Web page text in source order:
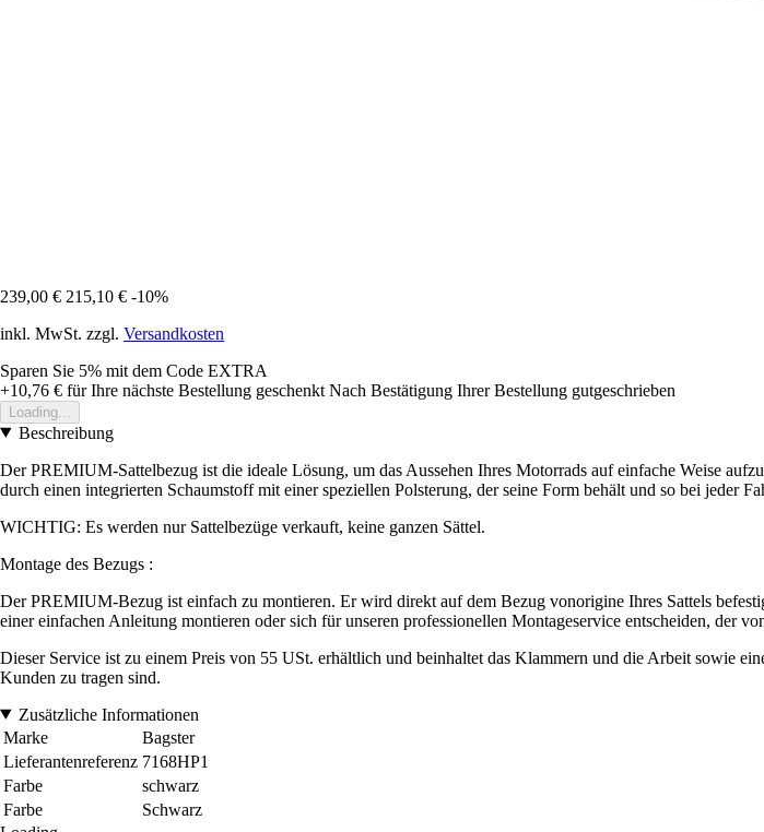
239,00 € 215,10 € -10%
inkl. MwSt. zzgl. Versandkosten
Sparen Sie 5% mit dem Code EXTRA
+10,76 € für Ihre nächste Bestellung geschenkt Nach Bestätigung Ihrer Bestellung gutgeschrieben
Loading...
Beschreibung
Der PREMIUM-Sattelbezug ist die ideale Lösung, um das Aussehen Ihres Motorrads auf einfache Weise
durch einen integrierten Schaumstoff mit einer speziellen Polsterung, der seine Form behält und so bei jeder
WICHTIG: Es werden nur Sattelbezüge verkauft, keine ganzen Sättel.
Montage des Bezugs :
Der PREMIUM-Bezug ist einfach zu montieren. Er wird direkt auf dem Bezug vonorigine Ihres Sattels
einer einfachen Anleitung montieren oder sich für unseren professionellen Montageservice entscheiden, der
Dieser Service ist zu einem Preis von 55 USt. erhältlich und beinhaltet das Klammern und die Arbeit sowie
Kunden zu tragen sind.
Zusätzliche Informationen
Marke
Bagster
Lieferantenreferenz 7168HP1
Farbe
schwarz
Farbe
Schwarz